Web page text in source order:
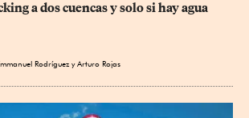
a dos cuencas y solo si hay agua
Rodríguez yArturo Rojas